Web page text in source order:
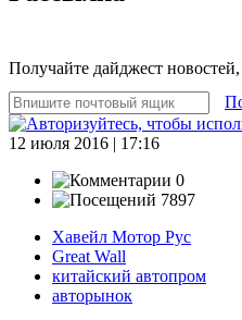
Получайте дайджест
12 июля 2016 | 17:16
0
7897
Хавейл Мотор Рус
Great Wall
китайский автопром
авторынок